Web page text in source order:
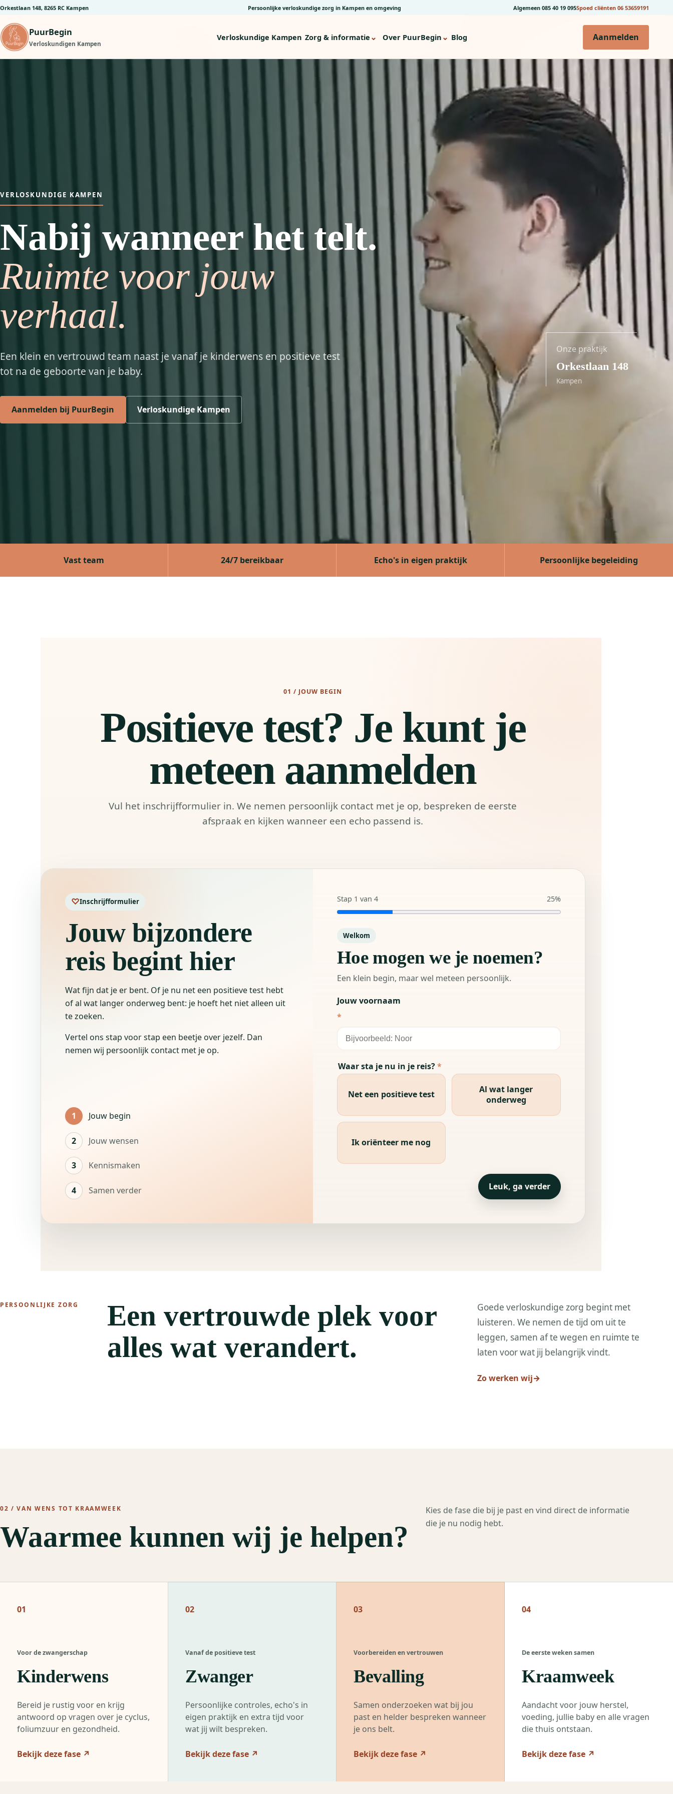
Orkestlaan 148, 8265 RC Kampen Persoonlijke verloskundige zorg in Kampen en omgeving Algemeen 085 40 19 095Spoed cliënten 06 53659191
PuurBegin
Verloskundigen Kampen
Verloskundige Kampen Zorg & informatie ⌄ Over PuurBegin ⌄ Blog Aanmelden
VERLOSKUNDIGE KAMPEN
Nabij wanneer het telt.
Ruimte voor jouw
verhaal.
Een klein en vertrouwd team naast je vanaf je kinderwens en positieve test
tot na de geboorte van je baby.
Aanmelden bij PuurBegin Verloskundige Kampen
Onze praktijk
Orkestlaan 148
Kampen
Vast team 24/7 bereikbaar Echo's in eigen praktijk Persoonlijke begeleiding
01 / JOUW BEGIN
Positieve test? Je kunt je
meteen aanmelden
Vul het inschrijfformulier in. We nemen persoonlijk contact met je op, bespreken de eerste
afspraak en kijken wanneer een echo passend is.
♡Inschrijfformulier
Jouw bijzondere
reis begint hier
Wat fijn dat je er bent. Of je nu net een positieve test hebt
of al wat langer onderweg bent: je hoeft het niet alleen uit
te zoeken.
Vertel ons stap voor stap een beetje over jezelf. Dan
nemen wij persoonlijk contact met je op.
1 Jouw begin
2 Jouw wensen
3 Kennismaken
4 Samen verder
Stap 1 van 4 25%
Welkom
Hoe mogen we je noemen?
Een klein begin, maar wel meteen persoonlijk.
Jouw voornaam
*
Waar sta je nu in je reis?*
Net een positieve test
Al wat langer
onderweg
Ik oriënteer me nog
Leuk, ga verder
PERSOONLIJKE ZORG
Een vertrouwde plek voor
alles wat verandert.
Goede verloskundige zorg begint met
luisteren. We nemen de tijd om uit te
leggen, samen af te wegen en ruimte te
laten voor wat jij belangrijk vindt.
Zo werken wij→
02 / VAN WENS TOT KRAAMWEEK
Waarmee kunnen wij je helpen?
Kies de fase die bij je past en vind direct de informatie
die je nu nodig hebt.
01
Voor de zwangerschap
Kinderwens
Bereid je rustig voor en krijg
antwoord op vragen over je cyclus,
foliumzuur en gezondheid.
Bekijk deze fase ↗
02
Vanaf de positieve test
Zwanger
Persoonlijke controles, echo's in
eigen praktijk en extra tijd voor
wat jij wilt bespreken.
Bekijk deze fase ↗
03
Voorbereiden en vertrouwen
Bevalling
Samen onderzoeken wat bij jou
past en helder bespreken wanneer
je ons belt.
Bekijk deze fase ↗
04
De eerste weken samen
Kraamweek
Aandacht voor jouw herstel,
voeding, jullie baby en alle vragen
die thuis ontstaan.
Bekijk deze fase ↗